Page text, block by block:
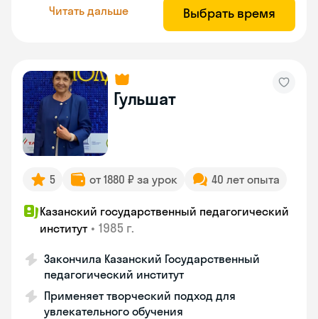
Читать дальше Выбрать время
Гульшат
5 от 1880 ₽ за урок 40 лет опыта
Казанский государственный педагогический
институт • 1985 г.
Закончила Казанский Государственный
педагогический институт
Применяет творческий подход для
увлекательного обучения